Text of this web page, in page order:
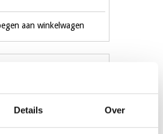
Details Over
aan winkelwagen